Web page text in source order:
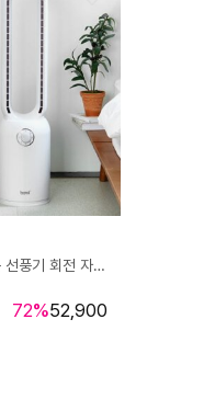
날개 없는 선풍기 회전 자연바람 SN-805F
72%52,900